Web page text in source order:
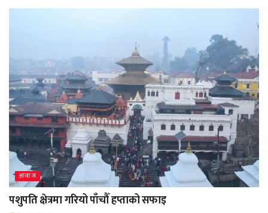
आवाज
पशुपति क्षेत्रमा गरियो पाँचौँ हप्ताको सफाइ